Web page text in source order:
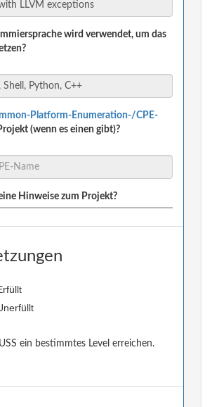
wird verwendet, um das
Platform-Enumeration-/CPE-
(wenn es einen gibt)?
Hinweise zum Projekt?
ein bestimmtes Level erreichen.